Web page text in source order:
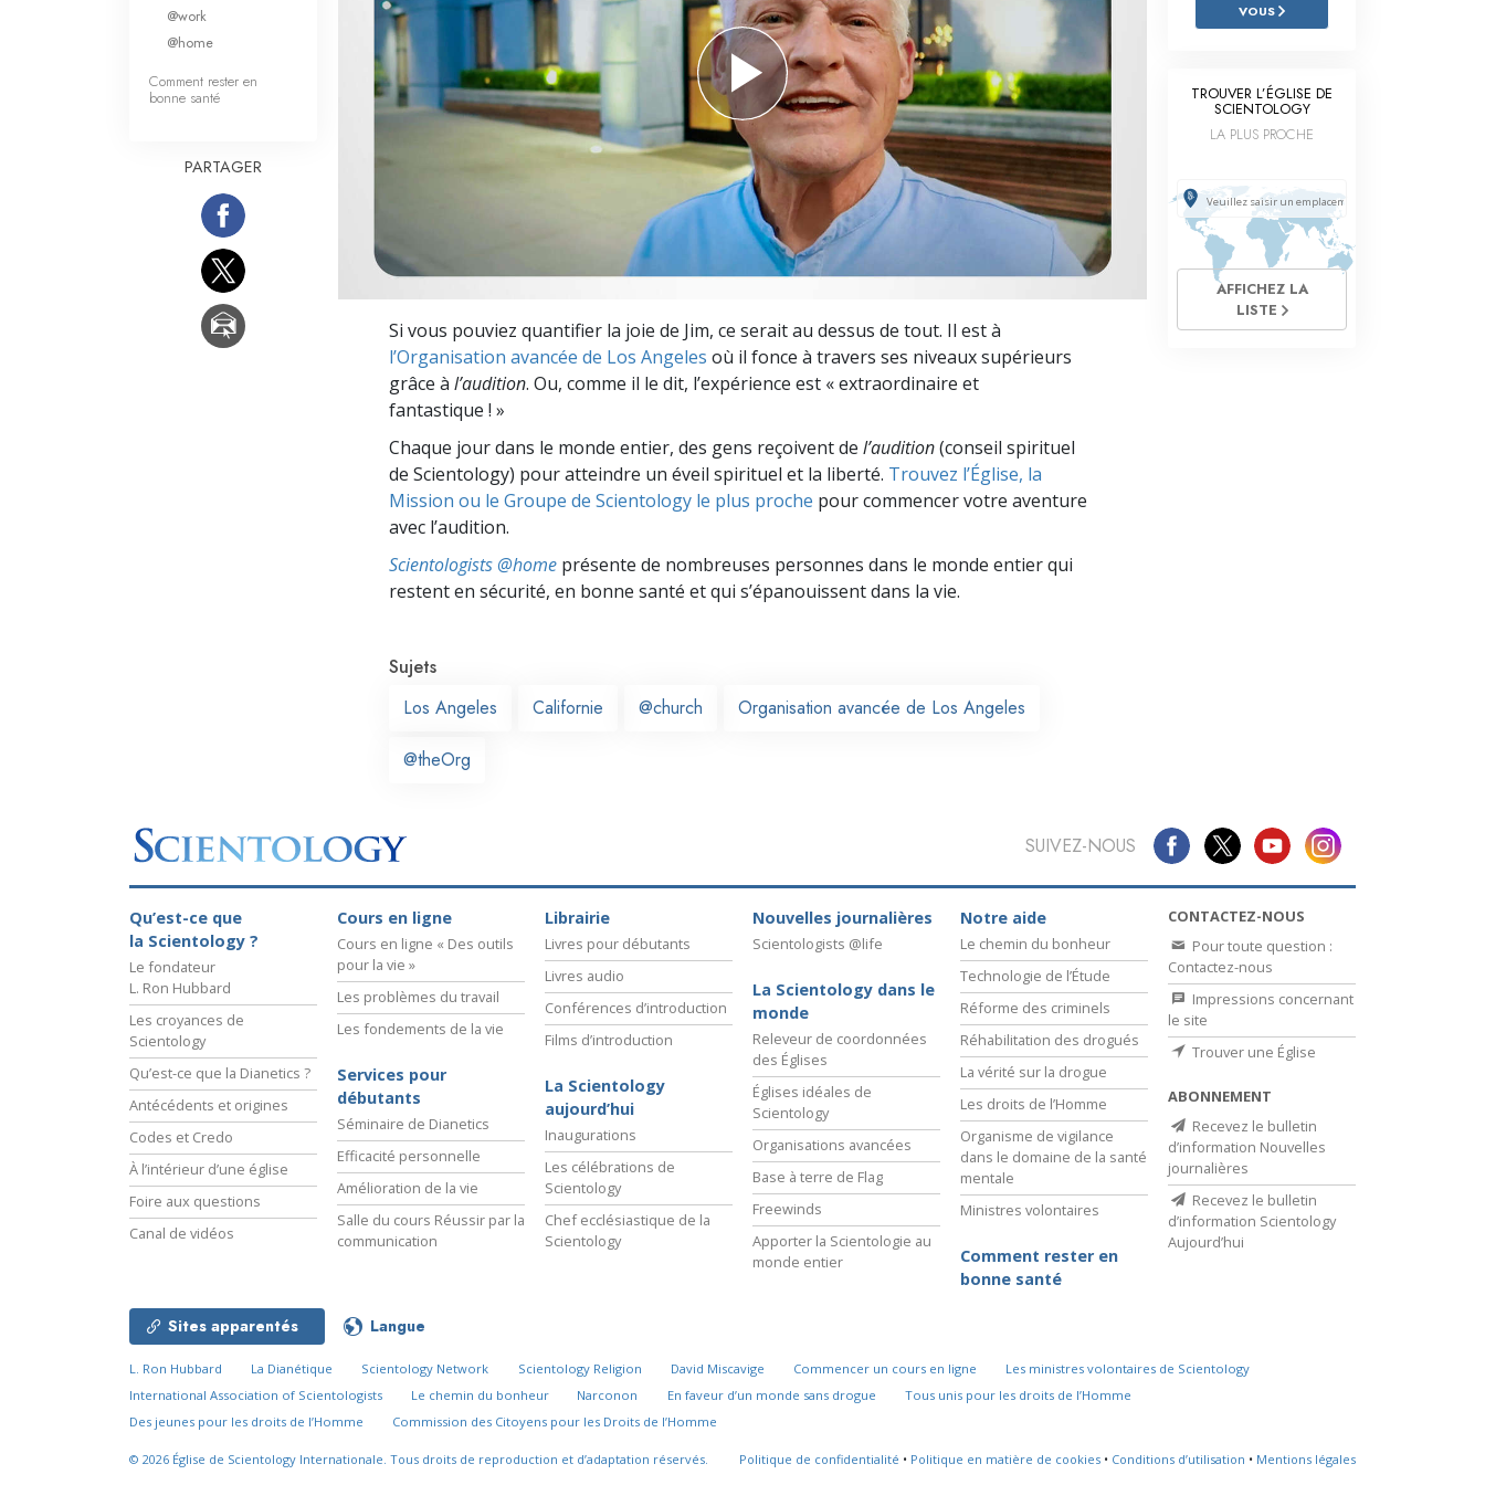
Qu’est-ce que la grandeur ? L’échelle des tons émotionnels
Les enfants
Des outils pour le monde du travail
L’éthique et les conditions
La raison de l’oppression
Les investigations
Les fondements de l’organisation
Si vous pouviez quantifier la joie de Jim, ce serait au dessus de tout. Il est à
l’Organisation avancée de Los Angeles où il fonce à travers ses niveaux supérieurs
grâce à l’audition. Ou, comme il le dit, l’expérience est « extraordinaire et
fantastique ! »
Chaque jour dans le monde entier, des gens reçoivent de l’audition(conseil spirituel
de Scientology) pour atteindre un éveil spirituel et la liberté. Trouvez l’Église, la
Mission ou le Groupe de Scientology le plus proche pour commencer votre aventure
avec l’audition.
Scientologists @home présente de nombreuses personnes dans le monde entier qui
restent en sécurité, en bonne santé et qui s’épanouissent dans la vie.
Sujets
Los Angeles
Californie @church Organisation avancée de Los Angeles
@theOrg
@work
@home
Comment rester en
bonne santé
PARTAGER
VOUS
TROUVER L’ÉGLISE DE
SCIENTOLOGY
LA PLUS PROCHE
AFFICHEZ LA
LISTE
SUIVEZ-NOUS
Qu’est-ce que
la Scientology ?
Le fondateur
L. Ron Hubbard
Les croyances de
Scientology
Qu’est-ce que la Dianetics ?
Antécédents et origines
Codes et Credo
À l’intérieur d’une église
Foire aux questions
Canal de vidéos
Cours en ligne
Cours en ligne « Des outils
pour la vie »
Les problèmes du travail
Les fondements de la vie
Services pour
débutants
Séminaire de Dianetics
Efficacité personnelle
Amélioration de la vie
Salle du cours Réussir par la
communication
Librairie
Livres pour débutants
Livres audio
Conférences d’introduction
Films d’introduction
La Scientology
aujourd’hui
Inaugurations
Les célébrations de
Scientology
Chef ecclésiastique de la
Scientology
Nouvelles journalières
Scientologists @life
La Scientology dans le
monde
Releveur de coordonnées
des Églises
Églises idéales de
Scientology
Organisations avancées
Base à terre de Flag
Freewinds
Apporter la Scientologie au
monde entier
Notre aide
Le chemin du bonheur
Technologie de l’Étude
Réforme des criminels
Réhabilitation des drogués
La vérité sur la drogue
Les droits de l’Homme
Organisme de vigilance
dans le domaine de la santé
mentale
Ministres volontaires
Comment rester en
bonne santé
CONTACTEZ-NOUS
Pour toute question :
Contactez-nous
Impressions concernant
le site
Trouver une Église
ABONNEMENT
Recevez le bulletin
d’information Nouvelles
journalières
Recevez le bulletin
d’information Scientology
Aujourd’hui
Sites apparentés Langue
L. Ron Hubbard La Dianétique Scientology Network Scientology Religion David Miscavige Commencer un cours en ligne
Les ministres volontaires de Scientology
International Association of Scientologists
Le chemin du bonheur Narconon En faveur d’un monde sans drogue
Tous unis pour les droits de l’Homme
Des jeunes pour les droits de l’Homme
Commission des Citoyens pour les Droits de l’Homme
© 2026 Église de Scientology Internationale. Tous droits de reproduction et d’adaptation réservés. Politique de confidentialité • Politique en matière de cookies • Conditions d’utilisation • Mentions légales